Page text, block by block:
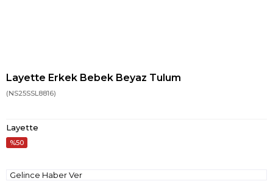
Layette Erkek Bebek Beyaz Tulum
(NS25SSL8816)
Layette
50
Gelince Haber Ver